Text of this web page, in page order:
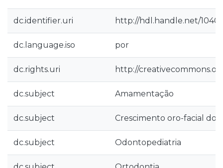
dc.identifier.uri http://hdl.handle.net/
dc.language.iso por
dc.rights.uri http://
dc.subject Amamentação
dc.subject Crescimento oro-facial do
dc.subject Odontopediatria